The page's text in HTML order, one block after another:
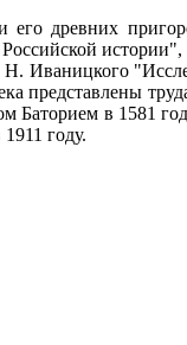
древних
Иваницкого
представлены
Баторием в 1581
году.